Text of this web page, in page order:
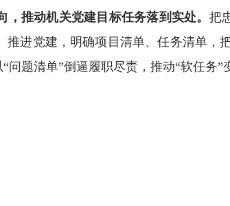
推动机关党建目标任务落到实处。 把
进党建，明确项目清单、任务清单，
题清单”倒逼履职尽责，推动“软任务